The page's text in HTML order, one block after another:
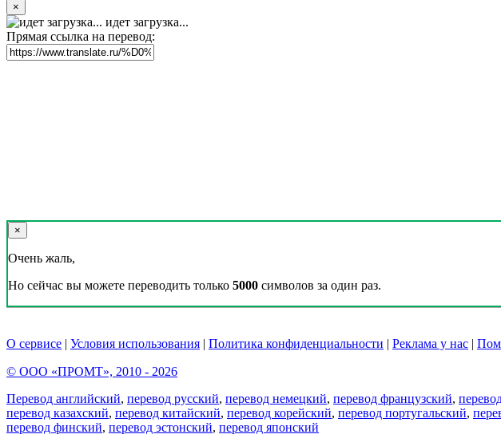
×
идет загрузка...
Прямая ссылка на перевод:
×
Очень жаль,
Но сейчас вы можете переводить только 5000 символов за один раз.
О сервисе | Условия использования | Политика конфиденциальности | Реклама у нас |
© ООО «ПРОМТ», 2010 - 2026
Перевод английский, перевод русский, перевод немецкий, перевод французский,
перевод казахский, перевод китайский, перевод корейский, перевод португальский,
перевод финский, перевод эстонский, перевод японский